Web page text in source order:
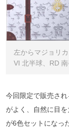
左からマジョリ
VI 北半球、RD
今回限定で販売さ
がよく、自然に目を
が6色セットになっ